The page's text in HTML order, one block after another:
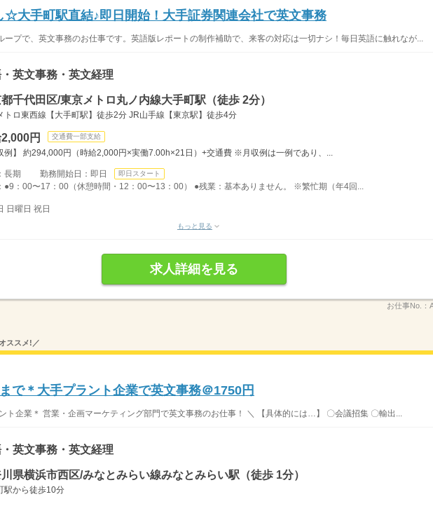
☆大手町駅直結♪即日開始！大手証券関連会社で英文事務
ープで、英文事務のお仕事です。英語版レポートの制作補助で、来客の対応は一切ナシ！毎日英語に触れなが...
英文事務・英文経理
千代田区/東京メトロ丸ノ内線大手町駅（徒歩 2分）
トロ東西線【大手町駅】徒歩2分 JR山手線【東京駅】徒歩4分
円 交通費一部支給
例】 約294,000円（時給2,000円×実働7.00h×21日）+交通費 ※月収例は一例であり、...
長期 勤務開始日：即日 即日スタート
●9：00〜17：00（休憩時間・12：00〜13：00） ●残業：基本ありません。 ※繁忙期（年4回...
日曜日 祝日
もっと見る
求人詳細を見る
お仕事No.：
ススメ!／
で＊大手プラント企業で英文事務＠1750円
ト企業＊ 営業・企画マーケティング部門で英文事務のお仕事！ ＼ 【具体的には…】 〇会議招集 〇輸出...
英文事務・英文経理
県横浜市西区/みなとみらい線みなとみらい駅（徒歩 1分）
駅から徒歩10分